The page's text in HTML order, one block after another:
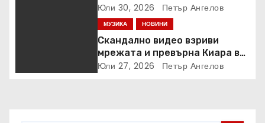
завръщане в София на 7
ноември
Юли 30, 2026 Петър Ангелов
МУЗИКА НОВИНИ
Скандално видео взриви
мрежата и превърна Киара в
една от най-обсъжданите
Юли 27, 2026 Петър Ангелов